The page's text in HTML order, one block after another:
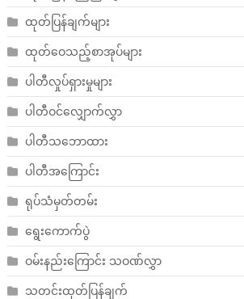
ထုတ်ပြန်ချက်များ
ထုတ်ဝေသည့်စာအုပ်များ
ပါတီလှုပ်ရှားမှုများ
ပါတီဝင်လျှောက်လွှာ
ပါတီသဘောထား
ပါတီအကြောင်း
ရုပ်သံမှတ်တမ်း
ရွေးကောက်ပွဲ
ဝမ်းနည်းကြောင်း သဝဏ်လွှာ
သတင်းထုတ်ပြန်ချက်